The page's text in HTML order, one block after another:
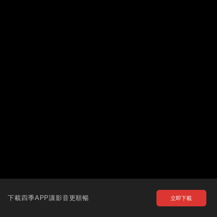
下載四季APP讓影音更順暢 立即下載